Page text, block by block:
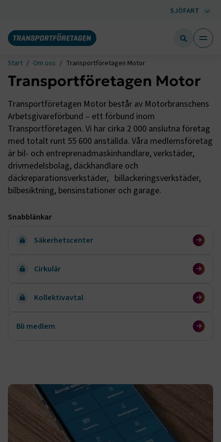
SJÖFART
Start Om oss Transportföretagen Motor
Transportföretagen Motor
Transportföretagen Motor består av Motorbranschens
Arbetsgivareförbund – ett förbund inom
Transportföretagen. Vi har cirka 2 000 anslutna företag
med totalt runt 55 600 anställda. Våra medlemsföretag
är bil- och entreprenadmaskinhandlare, verkstäder,
drivmedelsbolag, däckhandlare och
däckreparationsverkstäder, billackeringsverkstäder,
bilbesiktning, bensinstationer och garage.
Snabblänkar
Säkerhetscenter
Cirkulär
Kollektivavtal
Bli medlem